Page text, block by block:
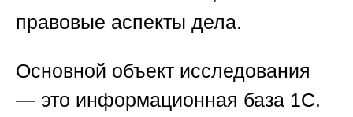
правовые аспекты дела.
Основной объект исследования
— это информационная база 1С.